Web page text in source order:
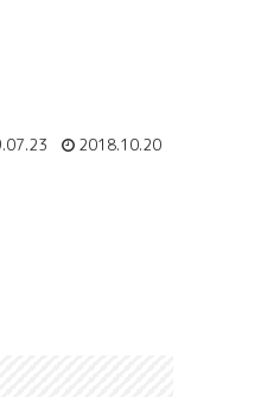
2018.10.20